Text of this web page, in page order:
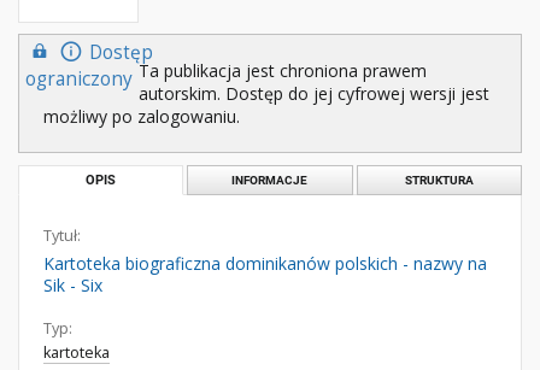
Dostęp
ograniczony Ta publikacja jest chroniona prawem
autorskim. Dostęp do jej cyfrowej wersji jest
możliwy po zalogowaniu.
OPIS INFORMACJE STRUKTURA
Tytuł:
Kartoteka biograficzna dominikanów polskich - nazwy na
Sik - Six
Typ:
kartoteka